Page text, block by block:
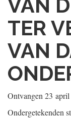
VAN
TER
VAN
Ontvangen 23
Ondergetekenden